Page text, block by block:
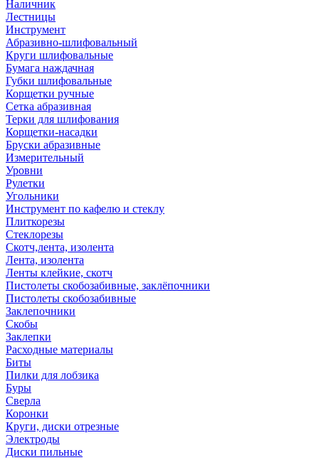
Наличник
Лестницы
Инструмент
Абразивно-шлифовальный
Круги шлифовальные
Бумага наждачная
Губки шлифовальные
Корщетки ручные
Сетка абразивная
Терки для шлифования
Корщетки-насадки
Бруски абразивные
Измерительный
Уровни
Рулетки
Угольники
Инструмент по кафелю и стеклу
Плиткорезы
Стеклорезы
Скотч,лента, изолента
Лента, изолента
Ленты клейкие, скотч
Пистолеты скобозабивные, заклёпочники
Пистолеты скобозабивные
Заклепочники
Скобы
Заклепки
Расходные материалы
Биты
Пилки для лобзика
Буры
Сверла
Коронки
Круги, диски отрезные
Электроды
Диски пильные